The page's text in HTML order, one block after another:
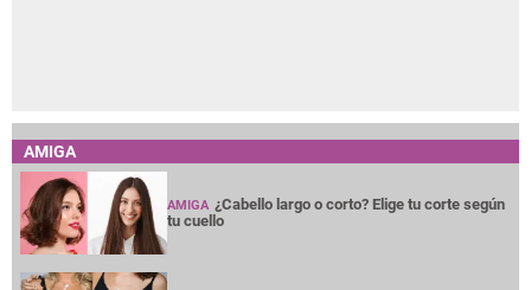
AMIGA
AMIGA ¿Cabello largo o corto? Elige tu corte según
tu cuello